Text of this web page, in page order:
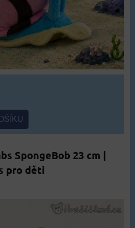
SpongeBob 23 cm |
pro děti